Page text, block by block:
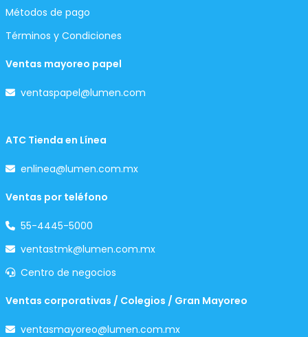
Métodos de pago
Términos y Condiciones
Ventas mayoreo papel
ventaspapel@lumen.com
ATC Tienda en Línea
enlinea@lumen.com.mx
Ventas por teléfono
55-4445-5000
ventastmk@lumen.com.mx
Centro de negocios
Ventas corporativas / Colegios / Gran Mayoreo
ventasmayoreo@lumen.com.mx